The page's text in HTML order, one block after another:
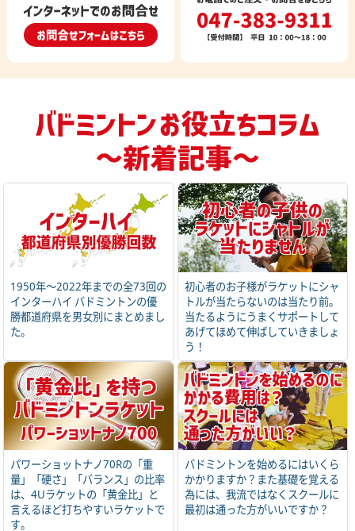
1950年～2022年までの全73回の
インターハイ バドミントンの優
勝都道府県を男女別にまとめまし
た。
初心者のお子様がラケットにシャ
トルが当たらないのは当たり前。
当たるようにうまくサポートして
あげてほめて伸ばしていきましょ
う！
パワーショットナノ70Rの「重
量」「硬さ」「バランス」の比率
は、4Uラケットの「黄金比」と
言えるほど打ちやすいラケットで
す。
バドミントンを始めるにはいくら
かかりますか？また基礎を覚える
為には、我流ではなくスクールに
最初は通った方がいいですか？